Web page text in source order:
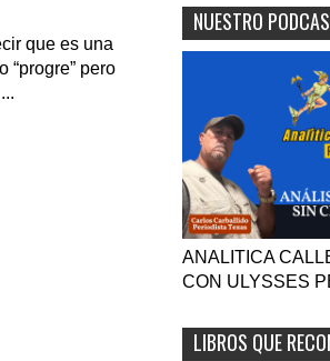
que es una
“progre” pero
NUESTRO
ANALITICA
CON ULYSSES
LIBROS QUE